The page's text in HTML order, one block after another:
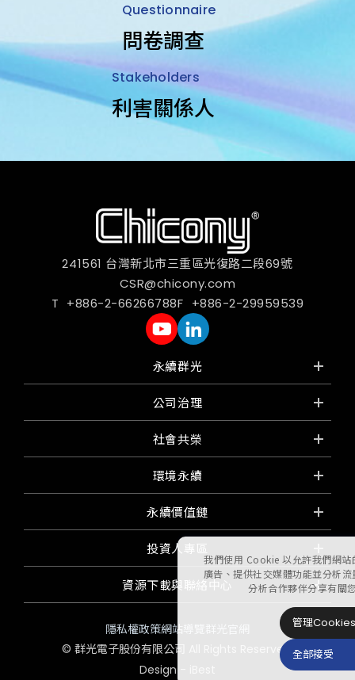
Questionnaire
問卷調查
Stakeholders
利害關係人
241561 台灣新北市三重區光復路二段69號
CSR@chicony.com
+886-2-66266788
+886-2-29959539
永續群光
公司治理
社會共榮
環境永續
永續價值鏈
投資人專區
資源下載與聯絡中心
隱私權政策網站導覽
© 群光電子股份有限公司
All Rights Reserved.
Design
我們使用 Cookie 以允許我們網
廣告、提供社交媒體功能並分析
分析合作夥伴分享有關
管理Cookies
全部接受